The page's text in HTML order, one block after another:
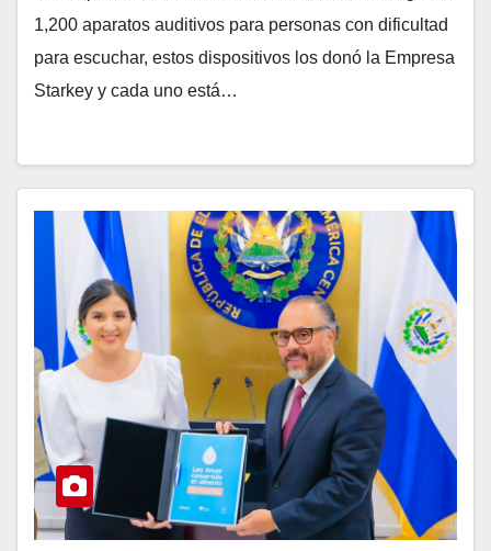
1,200 aparatos auditivos para personas con dificultad
para escuchar, estos dispositivos los donó la Empresa
Starkey y cada uno está…